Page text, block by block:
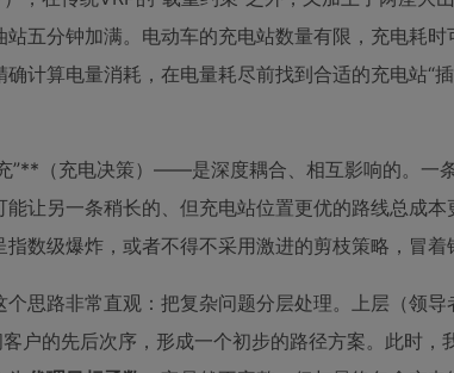
五分钟加满。电动车的充电站数量有限，充电耗
计算电量消耗，在电量耗尽前找到合适的充电站“
”**（充电决策）——是深度耦合、相互影响的。一
让另一条稍长的、但充电站位置更优的路线总成
数级爆炸，或者不得不采用激进的剪枝策略，冒着
个思路非常直观：把复杂问题分层处理。上层（领导
户的先后次序，形成一个初步的路径方案。此时，